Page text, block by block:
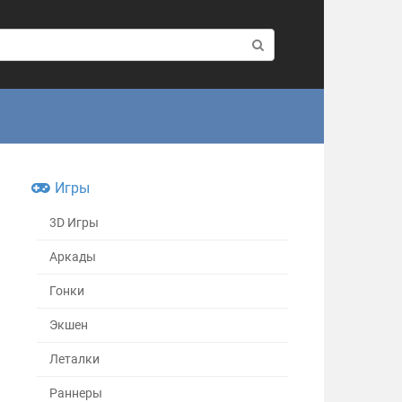
Игры
3D Игры
Аркады
Гонки
Экшен
Леталки
Раннеры